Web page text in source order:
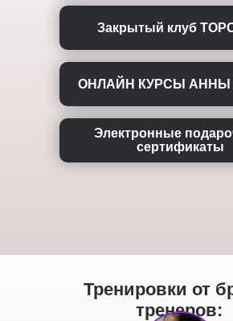
Закрытый клуб
Электронные
сертификаты
ОНЛАЙН КУРСЫ
Тренировки от
тренеров: